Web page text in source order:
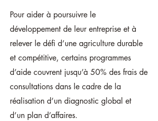
Pour aider à poursuivre le
développement de leur entreprise et à
relever le défi d’une agriculture durable
et compétitive, certains programmes
d’aide couvrent jusqu’à 50% des frais de
consultations dans le cadre de la
réalisation d’un diagnostic global et
d’un plan d’affaires.